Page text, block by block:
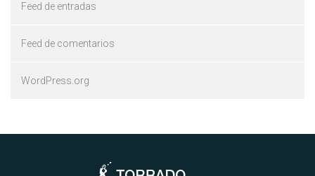
Feed de entradas
Feed de comentarios
WordPress.org